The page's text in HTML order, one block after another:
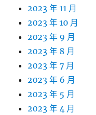
2023 年 11 月
2023 年 10 月
2023 年 9 月
2023 年 8 月
2023 年 7 月
2023 年 6 月
2023 年 5 月
2023 年 4 月